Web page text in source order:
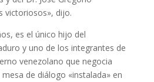
victoriosos», dijo.
es el único hijo del
y uno de los integrantes de
venezolano que negocia
de diálogo «instalada» en